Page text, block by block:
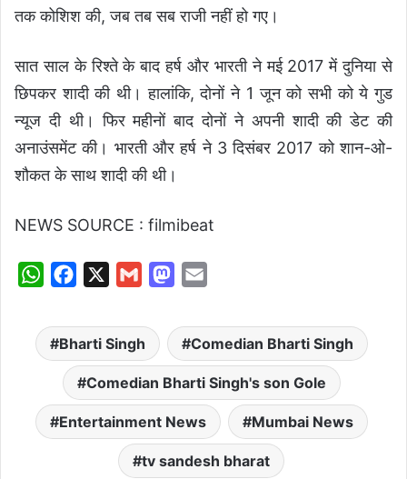
तक कोशिश की, जब तब सब राजी नहीं हो गए।
सात साल के रिश्ते के बाद हर्ष और भारती ने मई 2017 में दुनिया से
छिपकर शादी की थी। हालांकि, दोनों ने 1 जून को सभी को ये गुड
न्यूज दी थी। फिर महीनों बाद दोनों ने अपनी शादी की डेट की
अनाउंसमेंट की। भारती और हर्ष ने 3 दिसंबर 2017 को शान-ओ-
शौकत के साथ शादी की थी।
NEWS SOURCE : filmibeat
W
a
A
p
c
e
b
o
o
a
i
l
M
s
o
d
o
a
i
l
Bharti Singh Comedian Bharti Singh
Comedian Bharti Singh's son Gole
Entertainment News Mumbai News
tv sandesh bharat